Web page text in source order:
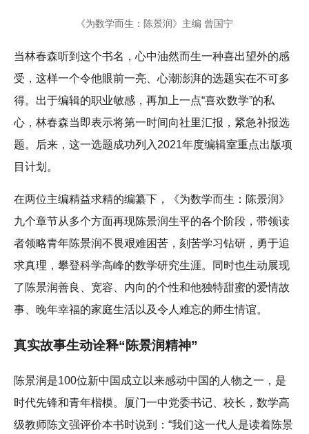
《为数学而生：陈景润》主编 曾国宁
当林春森听到这个书名，心中油然而生一种喜出望外的感
受，这样一个令他眼前一亮、心潮澎湃的选题实在不可多
得。出于编辑的职业敏感，再加上一点“喜欢数学”的私
心，林春森当即表示将第一时间向社里汇报，紧急补报选
题。后来，这一选题成功列入2021年度编辑室重点出版项
目计划。
在两位主编精益求精的编纂下，《为数学而生：陈景润》
九个章节从多个方面再现陈景润生平的各个阶段，带领读
者领略青年陈景润不畏艰难困苦，刻苦学习钻研，勇于追
求真理，攀登科学高峰的数学研究生涯。同时也生动展现
了陈景润善良、宽容、内向的个性和他独特甜蜜的爱情故
事、晚年幸福的家庭生活以及令人难忘的师生情谊。
真实故事生动诠释“陈景润精神”
陈景润是100位新中国成立以来感动中国的人物之一，是
时代先锋和青年楷模。厦门一中党委书记、校长，数学高
级教师陈文强评价本书时说到：“我们这一代人是读着陈景